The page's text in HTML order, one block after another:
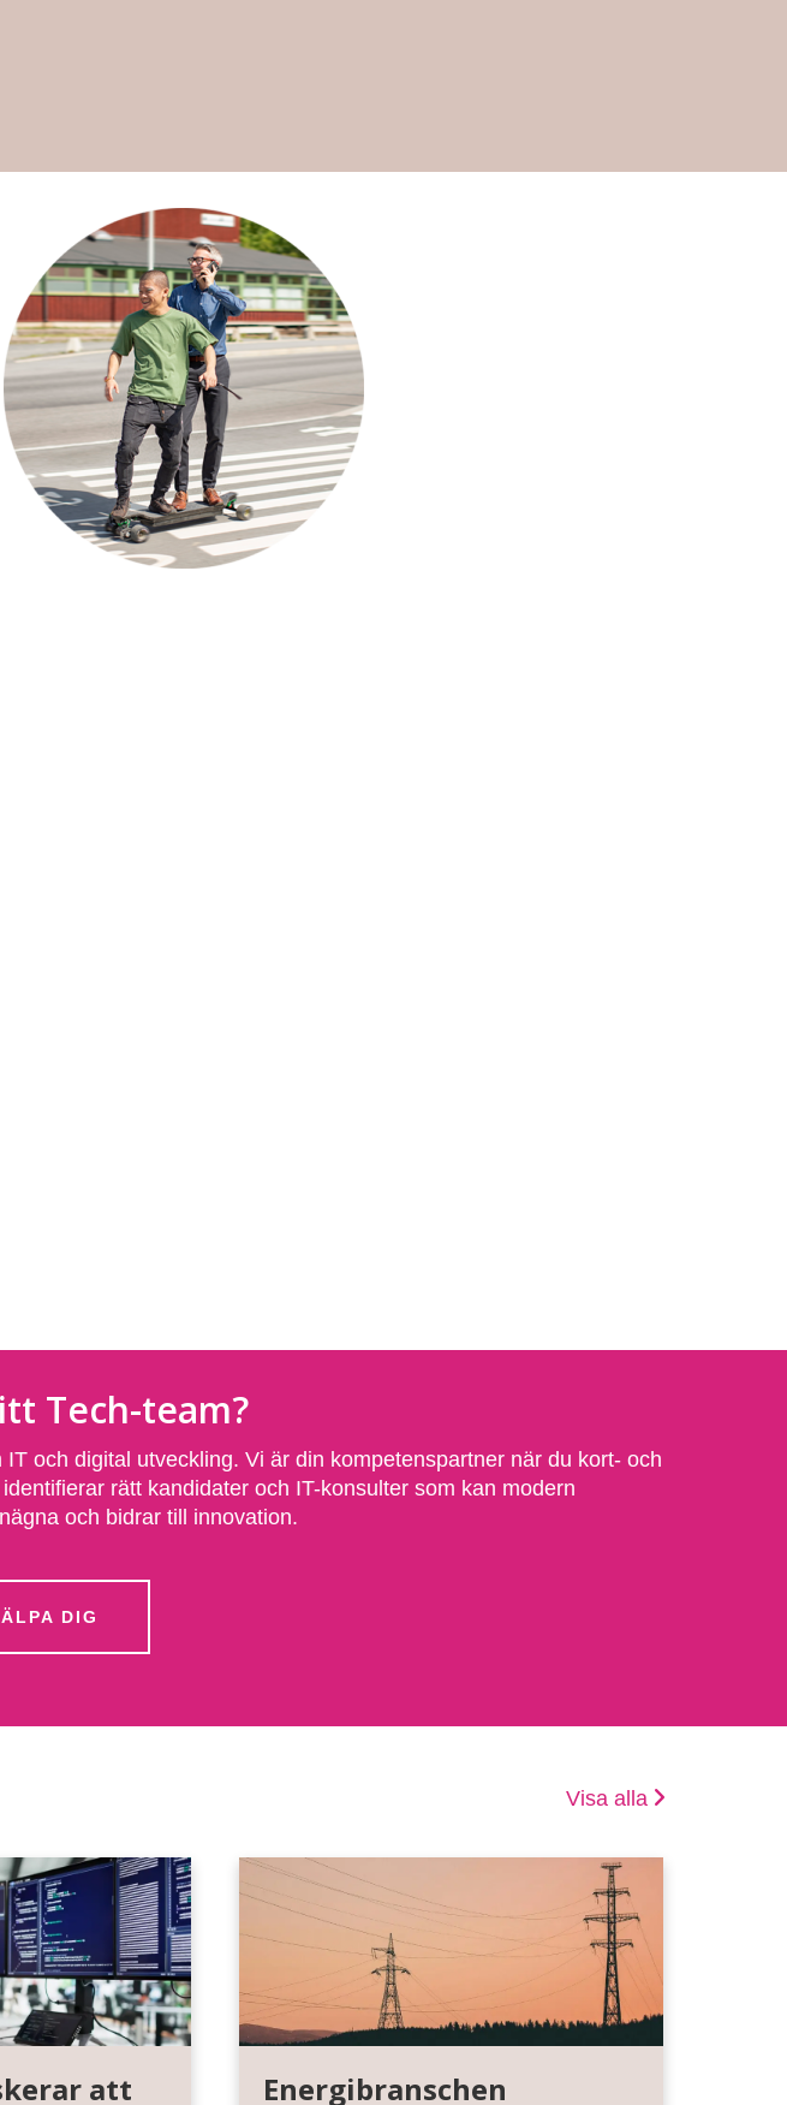
Tech-team?
och digital utveckling. Vi är din kompetenspartner när du kort- och
rätt kandidater och IT-konsulter som kan modern
och bidrar till innovation.
DIG
Visa alla
att Energibranschen